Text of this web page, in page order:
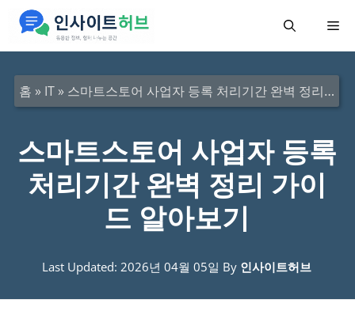
메
홈 » IT » 스마트스토어 사업자 등록 처리기간 완벽 정리 가이드 알아보기
스마트스토어 사업자 등록
처리기간 완벽 정리 가이
드 알아보기
Last Updated: 2026년 04월 05일 By 인사이트허브